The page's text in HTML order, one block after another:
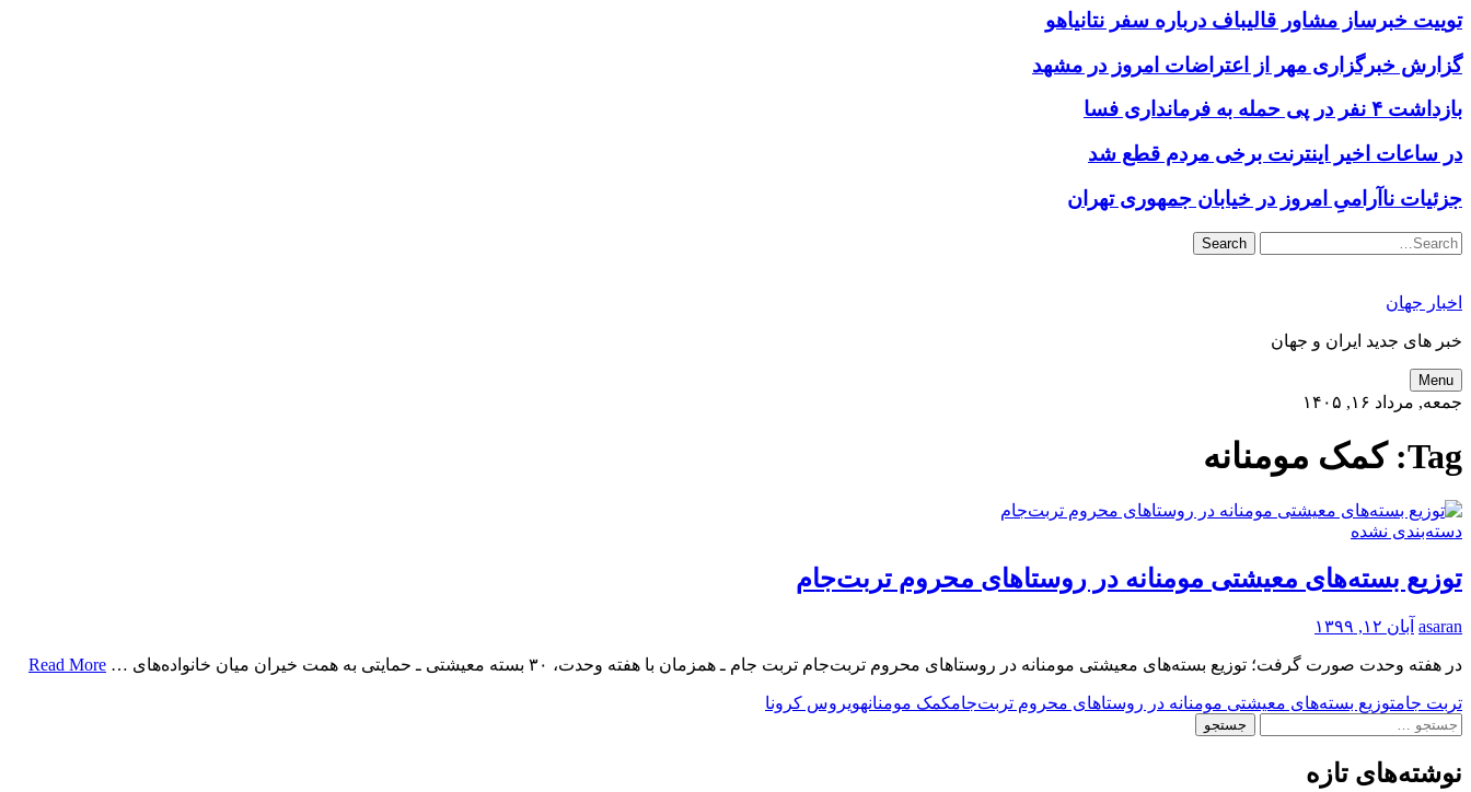
توییت خبرساز مشاور قالیباف درباره سفر نتانیاهو
گزارش خبرگزاری مهر از اعتراضات امروز در مشهد
بازداشت ۴ نفر در پی حمله به فرمانداری فسا
در ساعات اخیر اینترنت برخی مردم قطع شد
جزئیات ناآرامیِ امروز در خیابان جمهوری تهران
Search
اخبار جهان
خبر های جدید ایران و جهان
Menu
جمعه, مرداد ۱۶, ۱۴۰۵
Tag: کمک مومنانه
دسته‌بندی نشده
توزیع بسته‌های معیشتی مومنانه در روستاهای محروم تربت‌جام
asaran آبان ۱۲, ۱۳۹۹
در هفته وحدت صورت گرفت؛ توزیع بسته‌های معیشتی مومنانه در روستاهای محروم تربت‌جام تربت جام ـ همزمان با هفته وحدت، ۳۰ بسته معیشتی ـ حمایتی به همت خیران میان خانواده‌های … Read More
تربت جامتوزیع بسته‌های معیشتی مومنانه در روستاهای محروم تربت‌جامکمک مومنانهویروس کرونا
جستجو
نوشته‌های تازه